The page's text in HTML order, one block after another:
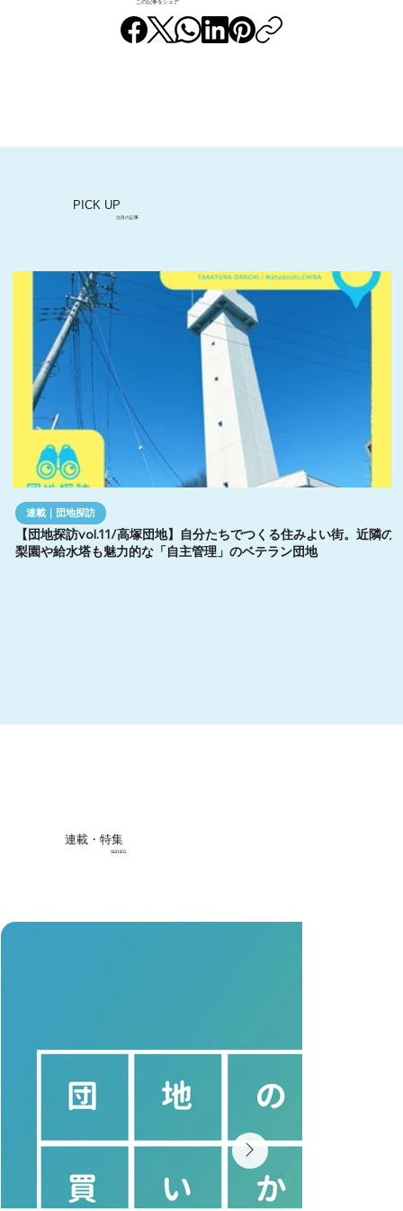
この記事をシェア
PICK UP
注目の記事
【団地探訪vol.11/高塚団地】自分たちでつくる住みよい街。近隣の
梨園や給水塔も魅力的な「自主管理」のベテラン団地
連載｜団地探訪
連載・特集
SERIES